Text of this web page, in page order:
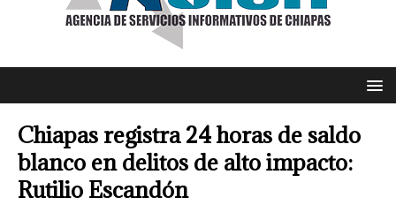
Chiapas registra 24 horas de saldo
blanco en delitos de alto impacto:
Rutilio Escandón